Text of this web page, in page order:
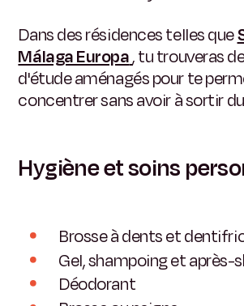
Dans des résidences telles que
Málaga Europa, tu trouveras
d'étude aménagés pour te
concentrer sans avoir à sortir
Hygiène et soins
Brosse à dents et
Gel, shampoing et après-
Déodorant